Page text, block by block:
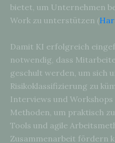
bietet, um Unternehmen
Work zu unterstützen (
Damit KI erfolgreich
notwendig, dass
geschult werden, um sich
Risikoklassifizierung zu
Interviews und
Methoden, um praktisch
Tools und agile
Zusammenarbeit fördern